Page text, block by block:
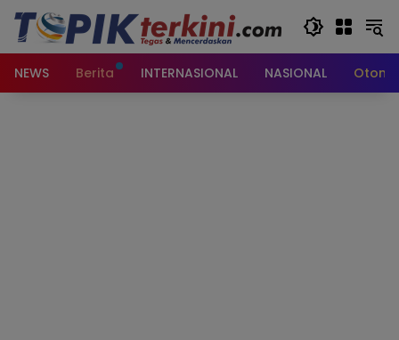
Langsung
konten
NEWS
Berita INTERNASIONAL NASIONAL